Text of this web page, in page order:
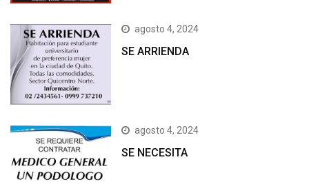
agosto 4, 2024
SE ARRIENDA
agosto 4, 2024
SE NECESITA